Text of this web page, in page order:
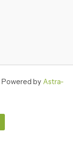
by Astra-